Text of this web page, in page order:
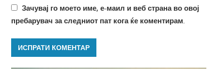
Зачувај го моето име, е-маил и веб страна во овој
пребарувач за следниот пат кога ќе коментирам.